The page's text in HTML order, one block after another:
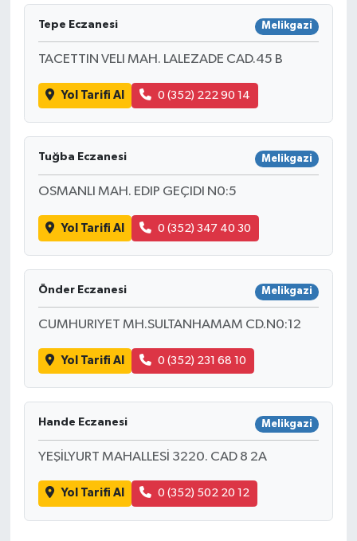
Tepe Eczanesi Melikgazi
TACETTIN VELI MAH. LALEZADE CAD.45 B
Yol Tarifi Al 0 (352) 222 90 14
Tuğba Eczanesi Melikgazi
OSMANLI MAH. EDIP GEÇIDI N0:5
Yol Tarifi Al 0 (352) 347 40 30
Önder Eczanesi Melikgazi
CUMHURIYET MH.SULTANHAMAM CD.N0:12
Yol Tarifi Al 0 (352) 231 68 10
Hande Eczanesi Melikgazi
YEŞİLYURT MAHALLESİ 3220. CAD 8 2A
Yol Tarifi Al 0 (352) 502 20 12